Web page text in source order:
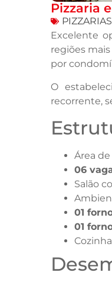
Pizzaria
PIZZARIAS
Excelente
regiões
por
O
recorrente,
Área
06
Salão
01
01